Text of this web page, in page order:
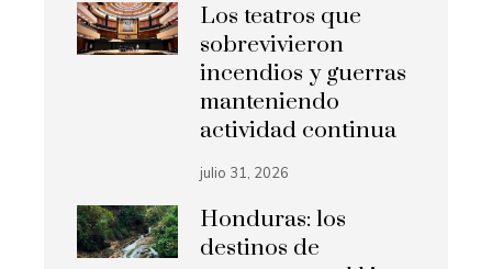
Los teatros que
sobrevivieron
incendios y guerras
manteniendo
actividad continua
julio 31, 2026
Honduras: los
destinos de